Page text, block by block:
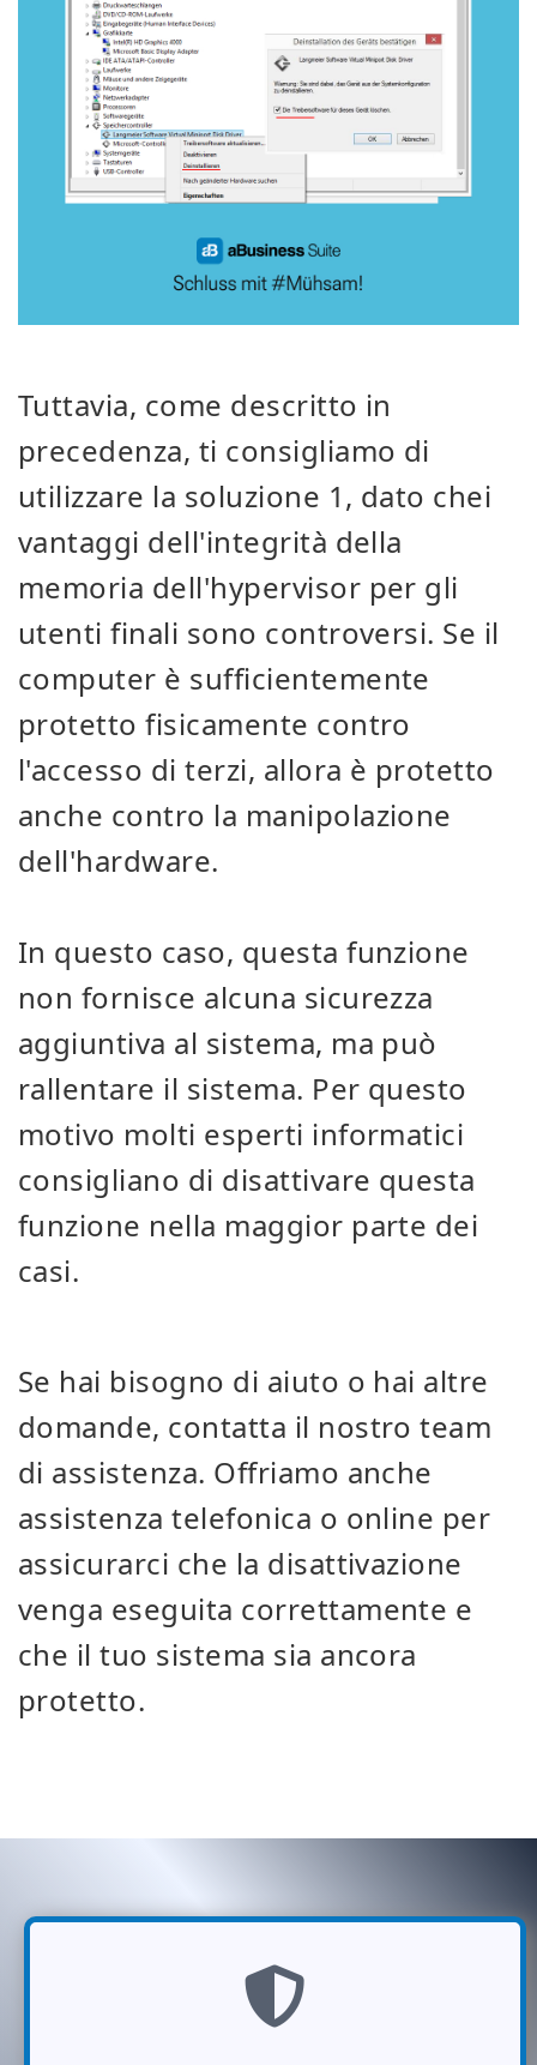
Tuttavia, come descritto in
precedenza, ti consigliamo di
utilizzare la soluzione 1, dato chei
vantaggi dell'integrità della
memoria dell'hypervisor per gli
utenti finali sono controversi. Se il
computer è sufficientemente
protetto fisicamente contro
l'accesso di terzi, allora è protetto
anche contro la manipolazione
dell'hardware.
In questo caso, questa funzione
non fornisce alcuna sicurezza
aggiuntiva al sistema, ma può
rallentare il sistema. Per questo
motivo molti esperti informatici
consigliano di disattivare questa
funzione nella maggior parte dei
casi.
Se hai bisogno di aiuto o hai altre
domande, contatta il nostro team
di assistenza. Offriamo anche
assistenza telefonica o online per
assicurarci che la disattivazione
venga eseguita correttamente e
che il tuo sistema sia ancora
protetto.